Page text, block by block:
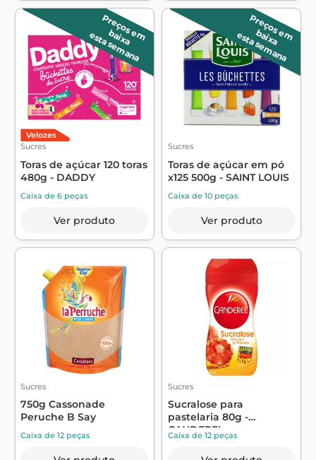
P
r
e
ç
o
s
e
m
b
a
ix
a
esta semana
Velozes
Sucres
Toras de açúcar 120 toras
480g - DADDY
Caixa de 6 peças
Ver produto
P
r
e
ç
o
s
e
m
b
a
ix
a
esta semana
Sucres
Toras de açúcar em pó
x125 500g - SAINT LOUIS
Caixa de 10 peças
Ver produto
Sucres
750g Cassonade
Peruche B Say
Caixa de 12 peças
Sucres
Sucralose para
pastelaria 80g -
CANDEREL
Caixa de 12 peças